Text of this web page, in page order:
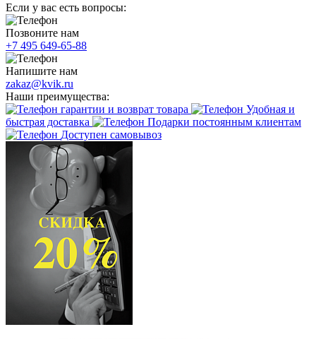
Если у вас есть вопросы:
Позвоните нам
+7 495 649-65-88
Напишите нам
zakaz@kvik.ru
Наши преимущества:
гарантии и возврат товара
Удобная и
быстрая доставка
Подарки постоянным клиентам
Доступен самовывоз